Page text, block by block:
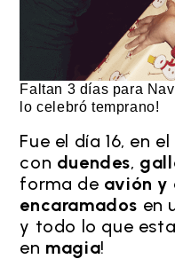
Faltan 3 días para
lo celebró temprano!
Fue el día 16, en
con duendes,
forma de avión y
encaramados en
y todo lo que
en magia!